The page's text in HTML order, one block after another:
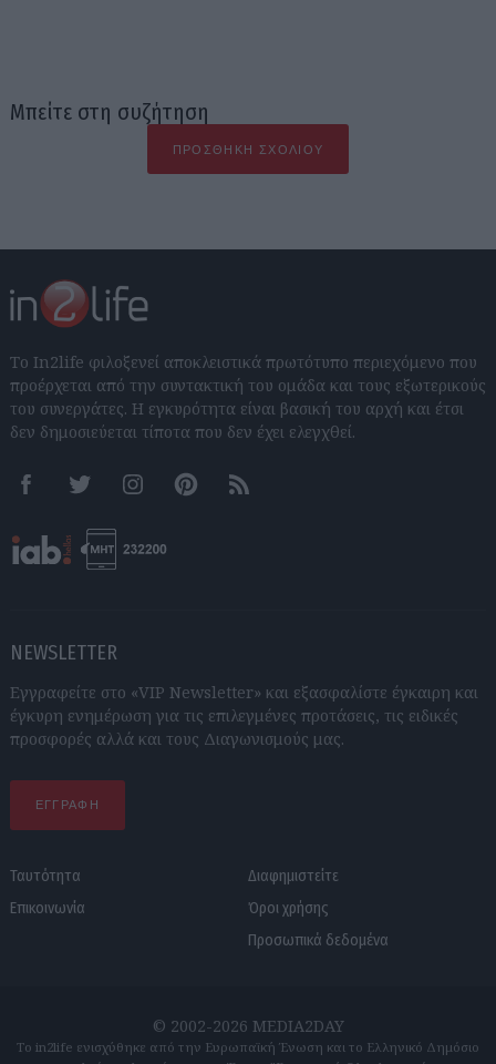
Μπείτε στη συζήτηση
ΠΡΟΣΘΉΚΗ ΣΧΟΛΊΟΥ
Το In2life φιλοξενεί αποκλειστικά πρωτότυπο περιεχόμενο που
προέρχεται από την συντακτική του ομάδα και τους εξωτερικούς
του συνεργάτες. Η εγκυρότητα είναι βασική του αρχή και έτσι
δεν δημοσιεύεται τίποτα που δεν έχει ελεγχθεί.
FacebookTwitter InstagramPinterestRSS feeds
NEWSLETTER
Εγγραφείτε στο «VIP Newsletter» και εξασφαλίστε έγκαιρη και
έγκυρη ενημέρωση για τις επιλεγμένες προτάσεις, τις ειδικές
προσφορές αλλά και τους Διαγωνισμούς μας.
ΕΓΓΡΑΦΗ
Ταυτότητα
Επικοινωνία
Διαφημιστείτε
Όροι χρήσης
Προσωπικά δεδομένα
© 2002-2026 MEDIA2DAY
Το in2life ενισχύθηκε από την Ευρωπαϊκή Ένωση και το Ελληνικό Δημόσιο